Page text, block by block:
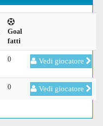
Goal
fatti
0 Vedi giocatore
0 Vedi giocatore